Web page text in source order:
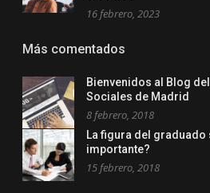
16 febrero, 2023
Más comentados
Bienvenidos al Blog
Sociales de Madrid
8 febrero, 2018
La figura del
importante?
15 febrero, 2018